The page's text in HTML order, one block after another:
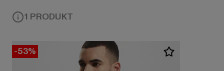
1 PRODUKT
-53%